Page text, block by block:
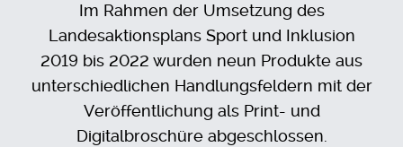
Im Rahmen der Umsetzung des
Landesaktionsplans Sport und Inklusion
2019 bis 2022 wurden neun Produkte aus
unterschiedlichen Handlungsfeldern mit der
Veröffentlichung als Print- und
Digitalbroschüre abgeschlossen.